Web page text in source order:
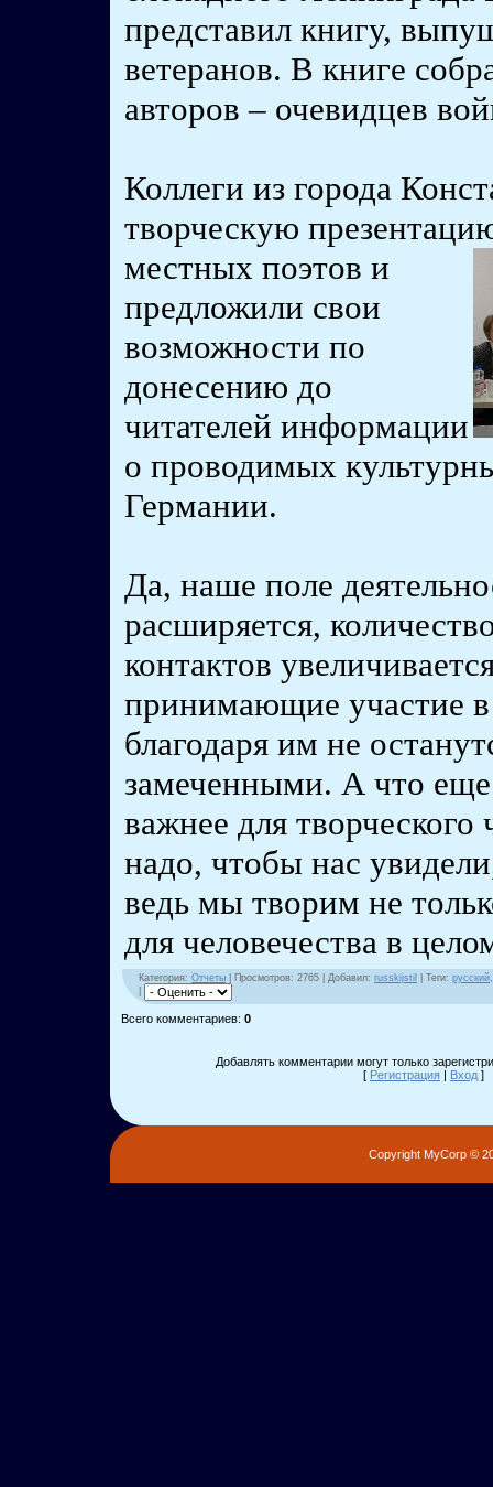
представил книгу,
ветеранов. В книге
авторов – очевидцев
Коллеги из города
творческую
местных поэтов и
предложили свои
возможности по
донесению до
читателей информации
о проводимых
Германии.
Да, наше поле
расширяется,
контактов
принимающие участие
благодаря им не
замеченными. А что
важнее для творческого
надо, чтобы нас
ведь мы творим не
для человечества в
Категория: Отчеты Просмотров: 2765 | Добавил: russkijstil Теги: русский
Всего комментариев: 0
Добавлять комментарии могут только
[ Регистрация | Вход ]
Copyright MyCorp ©